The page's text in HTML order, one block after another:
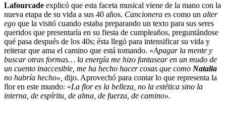
Lafourcade explicó que esta faceta musical viene de la mano con la
nueva etapa de su vida a sus 40 años. Cancionera es como un alter
ego que la visitó cuando estaba preparando un texto para sus seres
queridos que presentaría en su fiesta de cumpleaños, preguntándose
qué pasa después de los 40s; ésta llegó para intensificar su vida y
reiterar que ama el camino que está tomando. «Apagar la mente y
buscar otras formas… la energía me hizo fantasear en un mudo de
un cuento inaccesible, me ha hecho hacer cosas que como Natalia
no habría hecho», dijo. Aprovechó para contar lo que representa la
flor en este mundo: «La flor es la belleza, no la estética sino la
interna, de espíritu, de alma, de fuerza, de camino».